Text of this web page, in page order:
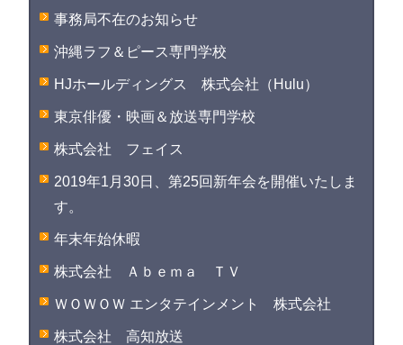
事務局不在のお知らせ
沖縄ラフ＆ピース専門学校
HJホールディングス 株式会社（Hulu）
東京俳優・映画＆放送専門学校
株式会社 フェイス
2019年1月30日、第25回新年会を開催いたしま
す。
年末年始休暇
株式会社 Ａｂｅｍａ ＴＶ
ＷＯＷＯＷ エンタテインメント 株式会社
株式会社 高知放送